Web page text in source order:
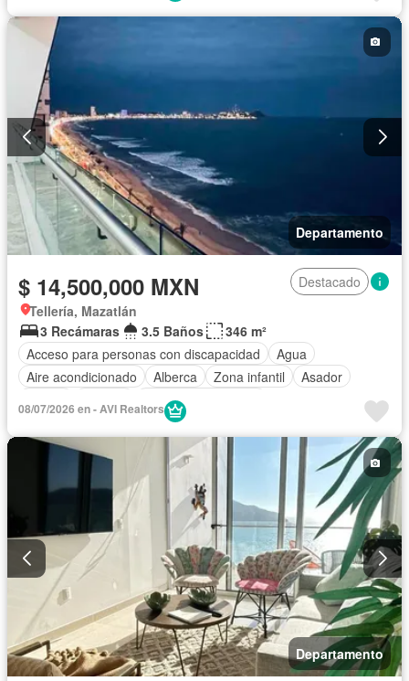
Cuarto de servicio
Estacionamiento
Recámara con closet
Seguridad
Vista panorámica
Wifi Zonas verdes Sin amueblar
Departamento
$ 14,500,000 MXN
Destacado
Tellería, Mazatlán
3 Recámaras
3.5 Baños
346 m²
Acceso para personas con discapacidad
Agua
Aire acondicionado
Alberca Zona infantil
Asador
Caseta de vigilancia
Circuito cerrado de televisión
Cocina equipada
Cocina integral
Cuarto de Limpieza
Cuarto de servicio
Electricidad
Estacionamiento
Gimnasio
Internet
Jacuzzi Recámara con closet
Azotea
Televisión por cable
Terraza
Vista panorámica
Zonas verdes
Completamente amueblado
08/07/2026 en - AVI Realtors
Departamento